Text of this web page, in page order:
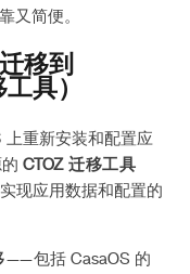
又简便。
移到
具）
上重新安装和配置应
CTOZ 迁移工具
现应用数据和配置的
——包括 CasaOS 的